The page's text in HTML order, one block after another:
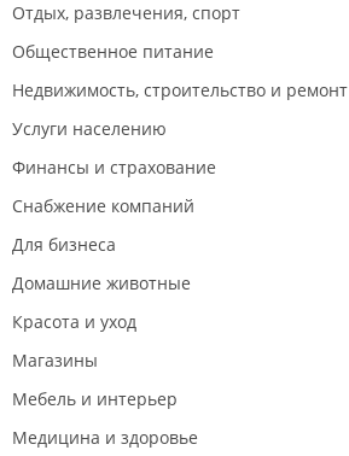
Отдых, развлечения, спорт
Общественное питание
Недвижимость, строительство и ремонт
Услуги населению
Финансы и страхование
Снабжение компаний
Для бизнеса
Домашние животные
Красота и уход
Магазины
Мебель и интерьер
Медицина и здоровье